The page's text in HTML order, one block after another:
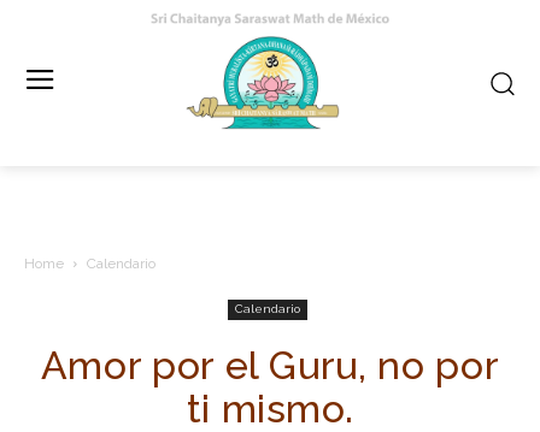
Home Calendario
Calendario
Amor por el Guru, no por
ti mismo.